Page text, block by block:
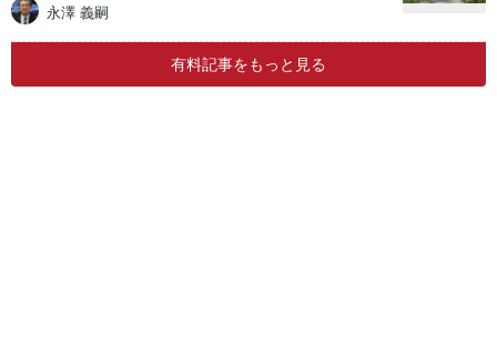
永澤 義嗣
有料記事をもっと見る